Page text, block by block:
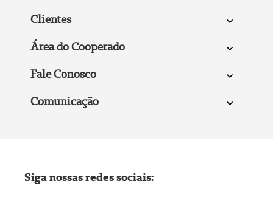
Clientes
Área do Cooperado
Fale Conosco
Comunicação
Siga nossas redes sociais: